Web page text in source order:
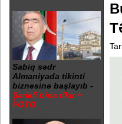
Sabiq sədr
Almaniyada tikinti
biznesinə başlayıb -
Şərikli bina tikir +
FOTO